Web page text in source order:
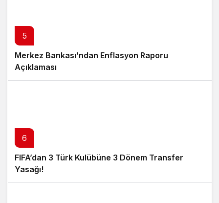
5
Merkez Bankası’ndan Enflasyon Raporu
Açıklaması
6
FIFA’dan 3 Türk Kulübüne 3 Dönem Transfer
Yasağı!